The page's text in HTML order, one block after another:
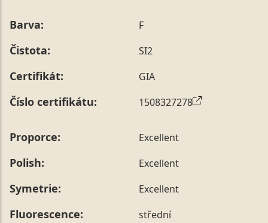
Pro sdělení skladové velikosti tohoto konkrétního
Barva: F
Čistota: SI2
Certifikát: GIA
Číslo certifikátu: 1508327278
Proporce: Excellent
Polish: Excellent
Symetrie: Excellent
Fluorescence: střední